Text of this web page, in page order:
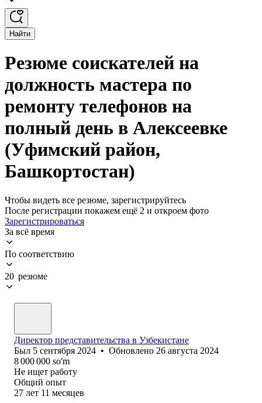
Найти
Резюме соискателей на
должность мастера по
ремонту телефонов на
полный день в Алексеевке
(Уфимский район,
Башкортостан)
Чтобы видеть все резюме, зарегистрируйтесь
После регистрации покажем ещё 2 и откроем фото
Зарегистрироваться
За всё время
По соответствию
20 резюме
Директор представительства в Узбекистане
Был 5 сентября 2024 • Обновлено 26 августа 2024
8 000 000 so'm
Не ищет работу
Общий опыт
27 лет 11 месяцев